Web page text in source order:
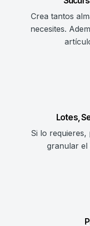
Crea tantos
necesites.
Lotes,
Si lo
granular el